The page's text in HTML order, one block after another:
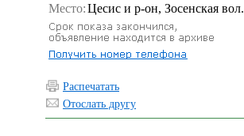
Место:Цесис и р-он, Зосенская вол.
Распечатать
Отослать другу